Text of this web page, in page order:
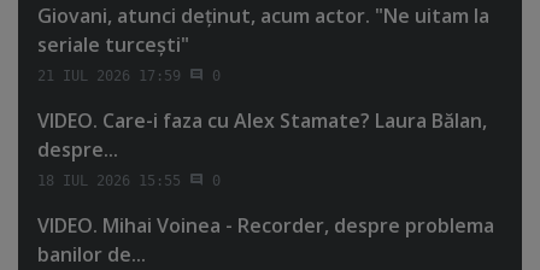
Giovani, atunci deţinut, acum actor. "Ne uitam la
seriale turceşti"
21 IUL 2026 17:59 0
VIDEO. Care-i faza cu Alex Stamate? Laura Bălan,
despre...
18 IUL 2026 15:55 0
VIDEO. Mihai Voinea - Recorder, despre problema
banilor de...